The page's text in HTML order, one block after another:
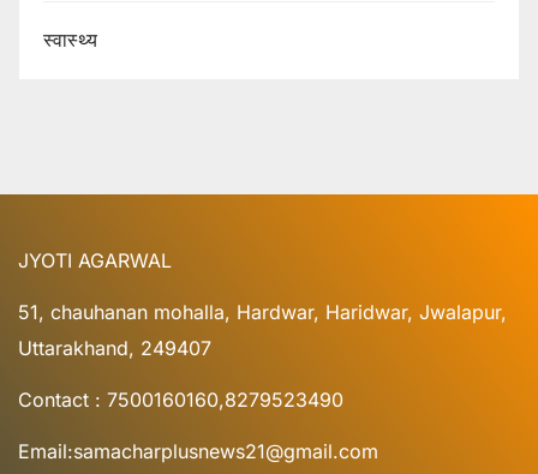
स्वास्थ्य
JYOTI AGARWAL
51, chauhanan mohalla, Hardwar, Haridwar, Jwalapur,
Uttarakhand, 249407
Contact : 7500160160,8279523490
Email:samacharplusnews21@gmail.com